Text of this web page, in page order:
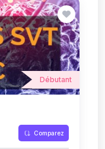
Débutant
Comparez